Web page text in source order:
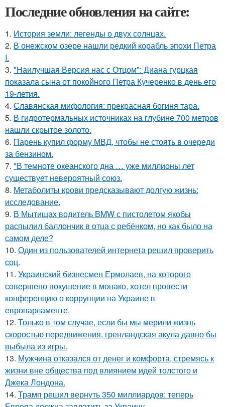
Последние обновления на сайте:
1. История земли: легенды о двух солнцах.
2. В онежском озере нашли редкий корабль эпохи Петра
I.
3. "Наилучшая Версия нас с Отцом": Диана гурцкая
показала сына от покойного Петра Кучеренко в день его
19-летия.
4. Славянская мифология: прекрасная богиня тара.
5. В гидротермальных источниках на глубине 700 метров
нашли скрытое золото.
6. Парень купил форму МВД, чтобы не стоять в очереди
за бензином.
7. "В темноте океанского дна … уже миллионы лет
существует невероятный союз.
8. Метаболиты крови предсказывают долгую жизнь:
исследование.
9. В Мытищах водитель BMW с пистолетом якобы
распылил баллончик в отца с ребёнком, но как было на
самом деле?
10. Один из пользователей интернета решил проверить
соц.
11. Украинский бизнесмен Ермолаев, на которого
совершено покушение в монако, хотел провести
конференцию о коррупции на Украине в
европарламенте.
12. Только в том случае, если бы мы мерили жизнь
скоростью передвижения, гренландская акула давно бы
выбыла из игры.
13. Мужчина отказался от денег и комфорта, стремясь к
жизни вне общества под влиянием идей толстого и
Джека Лондона.
14. Трамп решил вернуть 350 миллиардов: теперь